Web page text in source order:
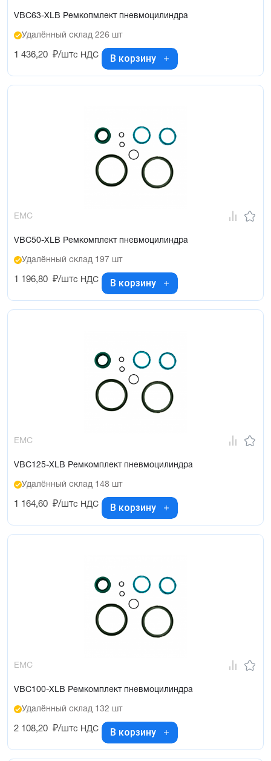
VBC63-XLB Ремкопмлект пневмоцилиндра
Удалённый склад 226 шт
1 436,20 ₽/штс НДС В корзину
EMC
VBC50-XLB Ремкомплект пневмоцилиндра
Удалённый склад 197 шт
1 196,80 ₽/штс НДС В корзину
EMC
VBC125-XLB Ремкомплект пневмоцилиндра
Удалённый склад 148 шт
1 164,60 ₽/штс НДС В корзину
EMC
VBC100-XLB Ремкомплект пневмоцилиндра
Удалённый склад 132 шт
2 108,20 ₽/штс НДС В корзину